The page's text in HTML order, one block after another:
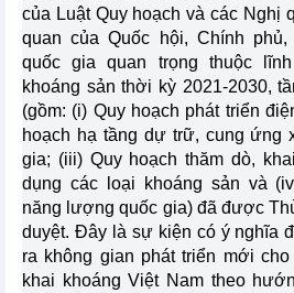
của Luật Quy hoạch và các Nghị
quan của Quốc hội, Chính
quốc gia quan trọng thuộc
khoáng sản thời kỳ 2021-2030,
(gồm: (i) Quy hoạch phát triển
hoạch hạ tầng dự trữ, cung ứng
gia; (iii) Quy hoạch thăm dò,
dụng các loại khoáng sản và
năng lượng quốc gia) đã được
duyệt. Đây là sự kiện có ý nghĩa
ra không gian phát triển mới
khai khoáng Việt Nam theo